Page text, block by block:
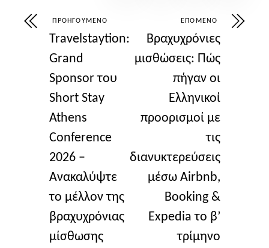
ΠΡΟΗΓΟΎΜΕΝΟ
Travelstaytion:
Grand
Sponsor του
Short Stay
Athens
Conference
2026 –
Ανακαλύψτε
το μέλλον της
βραχυχρόνιας
μίσθωσης
ΕΠΌΜΕΝΟ
Βραχυχρόνιες
μισθώσεις: Πώς
πήγαν οι
Ελληνικοί
προορισμοί με
τις
διανυκτερεύσεις
μέσω Airbnb,
Booking &
Expedia το β’
τρίμηνο